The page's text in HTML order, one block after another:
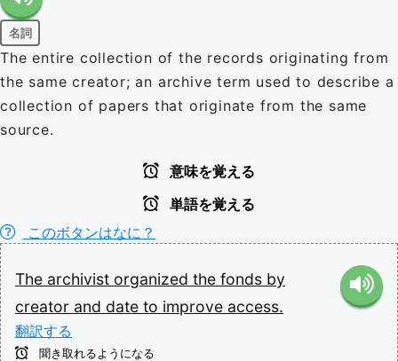
名詞
The entire collection of the records originating from
the same creator; an archive term used to describe a
collection of papers that originate from the same
source.
意味を覚える
単語を覚える
このボタンはなに？
The archivist organized the fonds by
creator and date to improve access.
翻訳する
聞き取れるようになる